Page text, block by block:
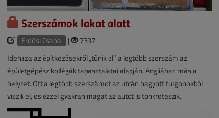
Szerszámok lakat alatt
Erdősi Csaba |
7397
Idehaza az építkezésekről „tűnik el” a legtöbb szerszám az
épületgépész kollégák tapasztalatai alapján. Angliában más a
helyzet. Ott a legtöbb szerszámot az utcán hagyott furgonokból
viszik el, és ezzel gyakran magát az autót is tönkreteszik.